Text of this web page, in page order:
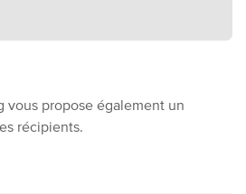
vous propose également un
récipients.